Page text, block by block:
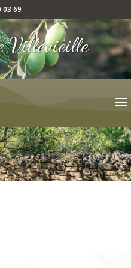
03 69
Villevieille